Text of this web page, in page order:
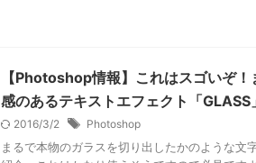
【Photoshop情報】これはスゴいぞ
感のあるテキストエフェクト「GLASS」
2016/3/2 Photoshop
まるで本物のガラスを切り出したかのような文